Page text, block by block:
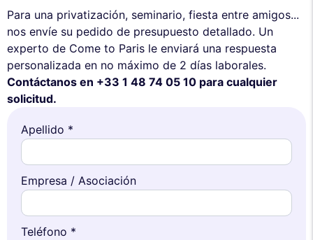
Para una privatización, seminario, fiesta entre amigos...
nos envíe su pedido de presupuesto detallado. Un
experto de Come to Paris le enviará una respuesta
personalizada en no máximo de 2 días laborales.
Contáctanos en +33 1 48 74 05 10 para cualquier
solicitud.
Apellido *
Empresa / Asociación
Teléfono *